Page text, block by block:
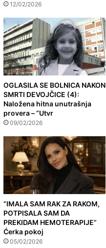
12/02/2026
OGLASILA SE BOLNICA NAKON
SMRTI DEVOJČICE (4):
Naložena hitna unutrašnja
provera – “Utvr
09/02/2026
“IMALA SAM RAK ZA RAKOM,
POTPISALA SAM DA
PREKIDAM HEMOTERAPIJE”
Ćerka pokoj
05/02/2026